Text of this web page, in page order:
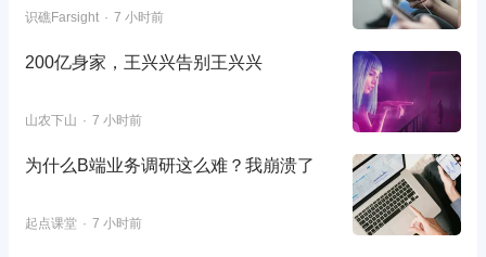
识礁Farsight 7 小时前
200亿身家，王兴兴告别王兴兴
山农下山 7 小时前
为什么B端业务调研这么难？我崩溃了
起点课堂 7 小时前